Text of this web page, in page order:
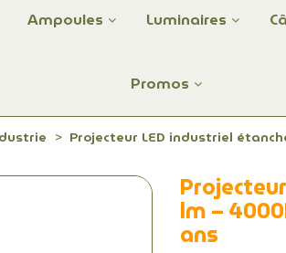
Ampoules Luminaires
Promos
Projecteur LED industriel
lm –
ans